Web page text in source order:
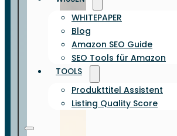
WHITEPAPER
Blog
Amazon SEO Guide
SEO Tools für Amazon
TOOLS
Produkttitel Assistent
Listing Quality Score